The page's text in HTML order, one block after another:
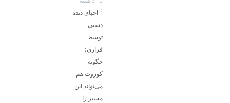
احیای دنده
دستی
توسط
فراری؛
چگونه
کوروت هم
می‌تواند این
مسیر را